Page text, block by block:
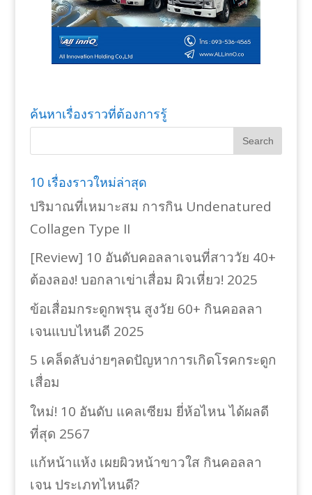
ค้นหาเรื่องราวที่ต้องการรู้
10 เรื่องราวใหม่ล่าสุด
ปริมาณที่เหมาะสม การกิน Undenatured
Collagen Type II
[Review] 10 อันดับคอลลาเจนที่สาววัย 40+
ต้องลอง! บอกลาเข่าเสื่อม ผิวเหี่ยว! 2025
ข้อเสื่อมกระดูกพรุน สูงวัย 60+ กินคอลลา
เจนแบบไหนดี 2025
5 เคล็ดลับง่ายๆลดปัญหาการเกิดโรคกระดูก
เสื่อม
ใหม่! 10 อันดับ แคลเซียม ยี่ห้อไหน ได้ผลดี
ที่สุด 2567
แก้หน้าแห้ง เผยผิวหน้าขาวใส กินคอลลา
เจน ประเภทไหนดี?